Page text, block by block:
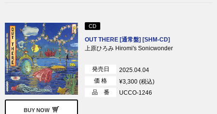
BUY NOW
CD
OUT THERE [通常盤] [SHM-CD]
上原ひろみ Hiromi's Sonicwonder
発売日
2025.04.04
価 格
¥3,300 (税込)
品 番
UCCO-1246